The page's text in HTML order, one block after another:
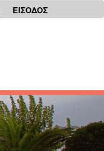
ΕΙΣΟΔΟΣ